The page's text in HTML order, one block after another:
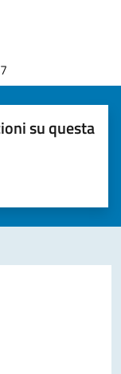
su questa
la chiarezza delle